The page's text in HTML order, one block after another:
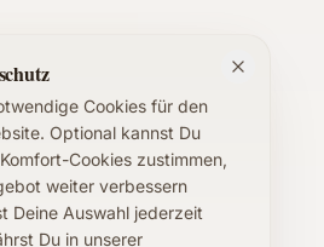
Cookies für den
Optional kannst Du
Cookies zustimmen,
weiter verbessern
Deine Auswahl jederzeit
Du in unserer